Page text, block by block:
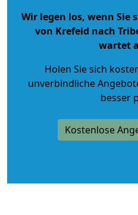
Wir legen los, wenn Sie
von Krefeld nach
wartet
Holen Sie sich
unverbindliche
besser
Kostenlose